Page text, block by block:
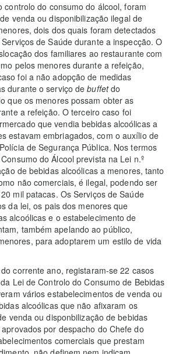
controlo do consumo do álcool, foram
venda ou disponibilização ilegal de
dois dos quais foram detectados
de Saúde durante a inspecção. O
dos familiares ao restaurante com
pelos menores durante a refeição,
foi a não adopção de medidas
durante o serviço de buffetdo
que os menores possam obter as
a refeição. O terceiro caso foi
que vendia bebidas alcoólicas a
estavam embriagados, com o auxílio de
de Segurança Pública. Nos termos
do Álcool prevista na Lei n.º
de bebidas alcoólicas a menores, tanto
não comerciais, é ilegal, podendo ser
mil patacas. Os Serviços de Saúde
da lei, os pais dos menores que
alcoólicas e o estabelecimento de
também apelando ao público,
para adoptarem um estilo de vida
corrente ano, registaram-se 22 casos
Lei de Controlo do Consumo de Bebidas
vários estabelecimentos de venda ou
alcoólicas que não afixaram os
venda ou disponbilização de bebidas
por despacho do Chefe do
comerciais que prestam